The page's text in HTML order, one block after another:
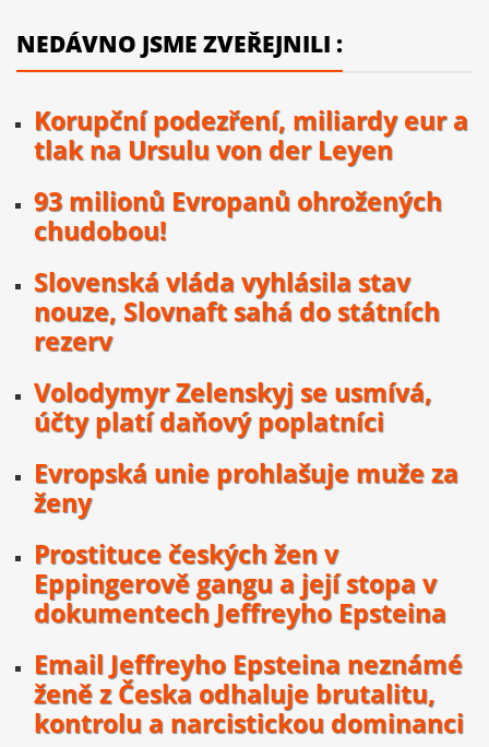
NEDÁVNO JSME ZVEŘEJNILI :
Korupční podezření, miliardy eur a
tlak na Ursulu von der Leyen
93 milionů Evropanů ohrožených
chudobou!
Slovenská vláda vyhlásila stav
nouze, Slovnaft sahá do státních
rezerv
Volodymyr Zelenskyj se usmívá,
účty platí daňový poplatníci
Evropská unie prohlašuje muže za
ženy
Prostituce českých žen v
Eppingerově gangu a její stopa v
dokumentech Jeffreyho Epsteina
Email Jeffreyho Epsteina neznámé
ženě z Česka odhaluje brutalitu,
kontrolu a narcistickou dominanci